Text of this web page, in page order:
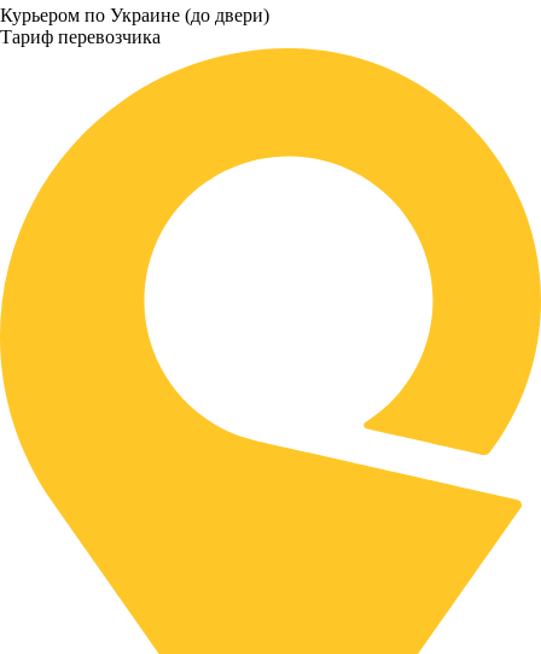
Курьером по Украине (до двери)
Тариф перевозчика